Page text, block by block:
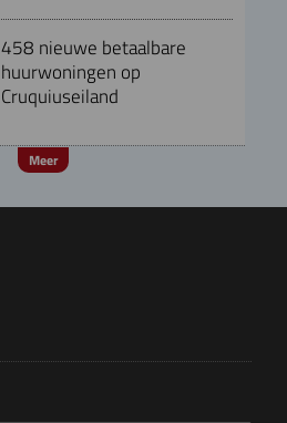
458 nieuwe betaalbare
huurwoningen op
Cruquiuseiland
Meer